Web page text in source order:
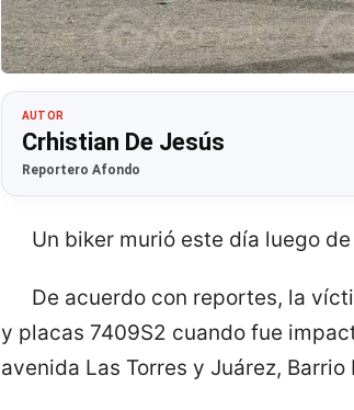
AUTOR
Crhistian De Jesús
Reportero Afondo
Un biker murió este día luego
De acuerdo con reportes, la
y placas 7409S2 cuando fue
avenida Las Torres y Juárez,